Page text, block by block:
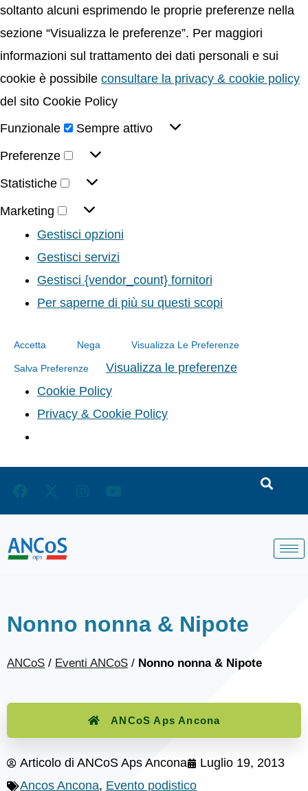
soltanto alcuni esprimendo le proprie preferenze nella
sezione “Visualizza le preferenze”. Per maggiori
informazioni sul trattamento dei dati personali e sui
cookie è possibile consultare la privacy & cookie policy
del sito Cookie Policy
Funzionale
Sempre attivo
Preferenze
Statistiche
Marketing
Gestisci opzioni
Gestisci servizi
Gestisci {vendor_count} fornitori
Per saperne di più su questi scopi
Accetta Nega Visualizza Le Preferenze
Salva Preferenze
Visualizza le preferenze
Cookie Policy
Privacy & Cookie Policy
Nonno nonna & Nipote
ANCoS / Eventi ANCoS / Nonno nonna & Nipote
ANCoS Aps Ancona
Articolo di ANCoS Aps Ancona
Luglio 19, 2013
Ancos Ancona, Evento podistico